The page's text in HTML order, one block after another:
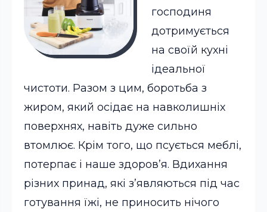
господиня
дотримується
на своїй кухні
ідеальної
чистоти. Разом з цим, боротьба з
жиром, який осідає на навколишніх
поверхнях, навіть дуже сильно
втомлює. Крім того, що псується меблі,
потерпає і наше здоров’я. Вдихання
різних принад, які з’являються під час
готування їжі, не приносить нічого